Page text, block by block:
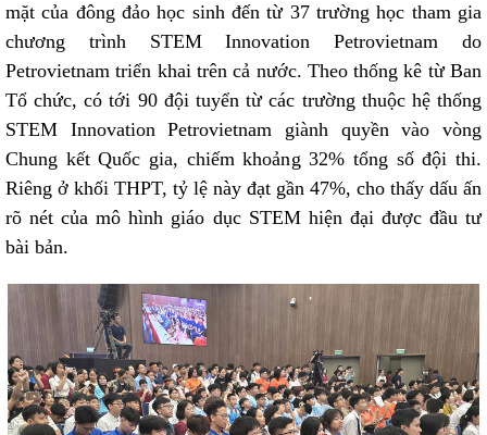
mặt của đông đảo học sinh đến từ 37 trường học tham gia
chương trình STEM Innovation Petrovietnam do
Petrovietnam triển khai trên cả nước. Theo thống kê từ Ban
Tổ chức, có tới 90 đội tuyển từ các trường thuộc hệ thống
STEM Innovation Petrovietnam giành quyền vào vòng
Chung kết Quốc gia, chiếm khoảng 32% tổng số đội thi.
Riêng ở khối THPT, tỷ lệ này đạt gần 47%, cho thấy dấu ấn
rõ nét của mô hình giáo dục STEM hiện đại được đầu tư
bài bản.